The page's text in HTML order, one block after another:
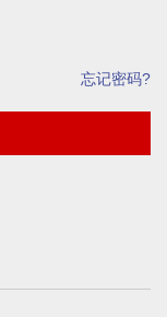
忘记密码?